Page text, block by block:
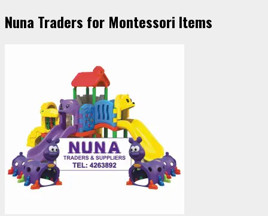
Nuna Traders for Montessori Items